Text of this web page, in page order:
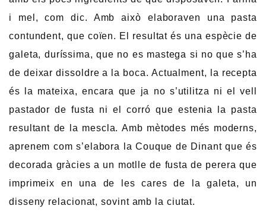
i mel, com dic. Amb això elaboraven una pasta
contundent, que coïen. El resultat és una espècie de
galeta, duríssima, que no es mastega si no que s’ha
de deixar dissoldre a la boca. Actualment, la recepta
és la mateixa, encara que ja no s’utilitza ni el vell
pastador de fusta ni el corró que estenia la pasta
resultant de la mescla. Amb mètodes més moderns,
aprenem com s’elabora la Couque de Dinant que és
decorada gràcies a un motlle de fusta de perera que
imprimeix en una de les cares de la galeta, un
disseny relacionat, sovint amb la ciutat.